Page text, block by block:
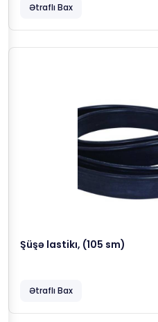
Ətraflı Bax
Şüşə lastikı, (105 sm)
Ətraflı Bax